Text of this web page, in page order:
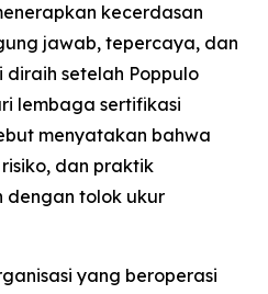
kecerdasan
jawab, tepercaya, dan
diraih setelah Poppulo
lembaga sertifikasi
menyatakan bahwa
dan praktik
dengan tolok ukur
yang beroperasi